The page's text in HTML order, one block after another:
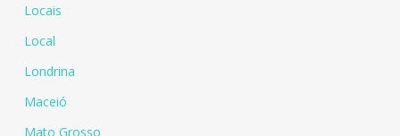
Locais
Local
Londrina
Maceió
Mato Grosso